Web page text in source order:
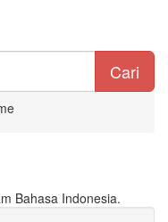
Cari
Bahasa Indonesia.